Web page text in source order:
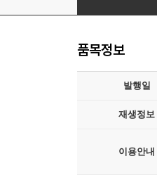
품목정보
발행일
재생정보
이용안내